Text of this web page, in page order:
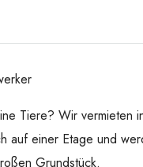
Tiere? Wir vermieten
auf einer Etage und
Grundstück.